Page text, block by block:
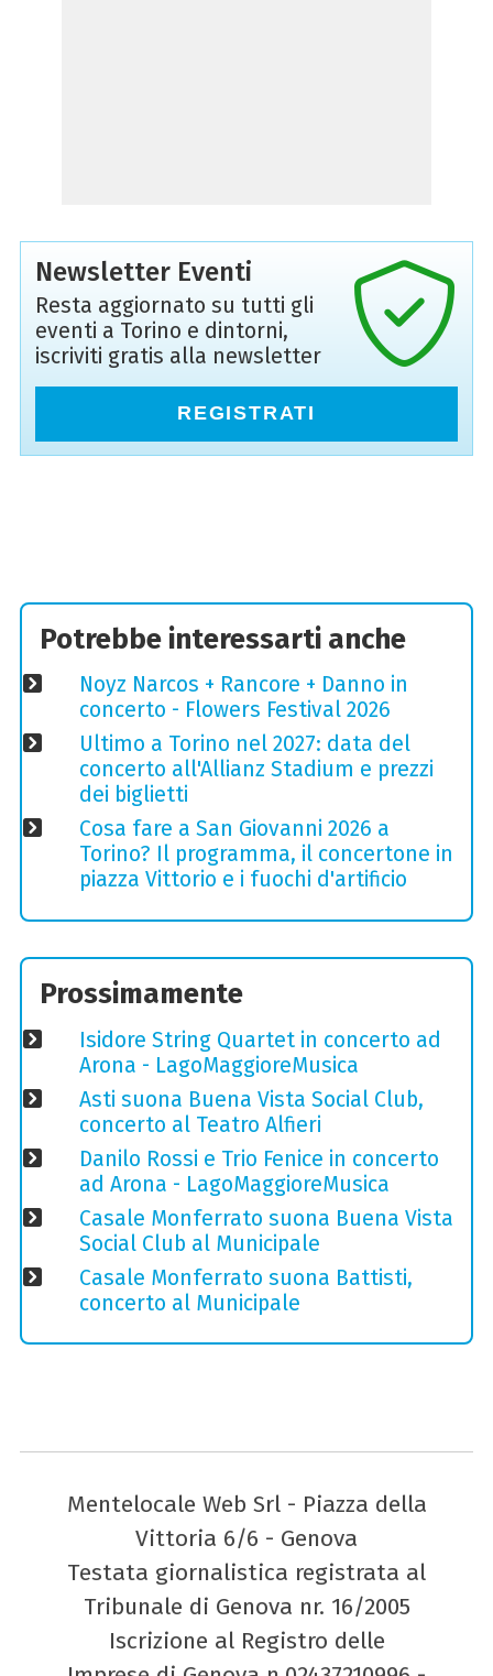
Newsletter Eventi
Resta aggiornato su tutti gli
eventi a Torino e dintorni,
iscriviti gratis alla newsletter
REGISTRATI
Potrebbe interessarti anche
Noyz Narcos + Rancore + Danno in
concerto - Flowers Festival 2026
Ultimo a Torino nel 2027: data del
concerto all'Allianz Stadium e prezzi
dei biglietti
Cosa fare a San Giovanni 2026 a
Torino? Il programma, il concertone in
piazza Vittorio e i fuochi d'artificio
Prossimamente
Isidore String Quartet in concerto ad
Arona - LagoMaggioreMusica
Asti suona Buena Vista Social Club,
concerto al Teatro Alfieri
Danilo Rossi e Trio Fenice in concerto
ad Arona - LagoMaggioreMusica
Casale Monferrato suona Buena Vista
Social Club al Municipale
Casale Monferrato suona Battisti,
concerto al Municipale
Mentelocale Web Srl - Piazza della
Vittoria 6/6 - Genova
Testata giornalistica registrata al
Tribunale di Genova nr. 16/2005
Iscrizione al Registro delle